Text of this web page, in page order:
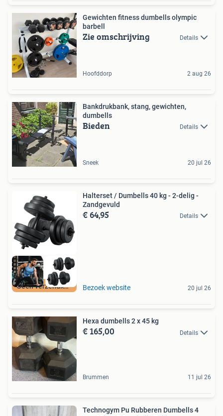
Gewichten fitness dumbells olympic
barbell
Zie omschrijving Details
Hoofddorp 2 aug 26
Bankdrukbank, stang, gewichten,
dumbells
Bieden Details
Sneek 20 jul 26
Geen verzendkosten
Halterset / Dumbells 40 kg - 2-delig -
Zandgevuld
€ 64,95 Details
Bezoek website 20 jul 26
Hexa dumbells 2 x 45 kg
€ 165,00 Details
Brummen 11 jul 26
Technogym Pu Rubberen Dumbells 4